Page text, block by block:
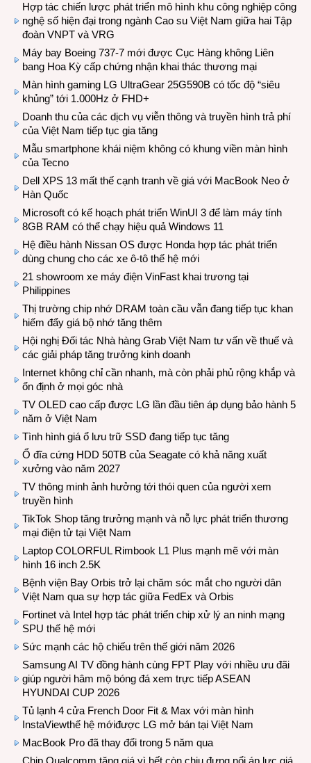
Hợp tác chiến lược phát triển mô hình khu công nghiệp công
nghệ số hiện đại trong ngành Cao su Việt Nam giữa hai Tập
đoàn VNPT và VRG
Máy bay Boeing 737-7 mới được Cục Hàng không Liên
bang Hoa Kỳ cấp chứng nhận khai thác thương mại
Màn hình gaming LG UltraGear 25G590B có tốc độ “siêu
khủng” tới 1.000Hz ở FHD+
Doanh thu của các dịch vụ viễn thông và truyền hình trả phí
của Việt Nam tiếp tục gia tăng
Mẫu smartphone khái niệm không có khung viền màn hình
của Tecno
Dell XPS 13 mất thế cạnh tranh về giá với MacBook Neo ở
Hàn Quốc
Microsoft có kế hoạch phát triển WinUI 3 để làm máy tính
8GB RAM có thể chạy hiệu quả Windows 11
Hệ điều hành Nissan OS được Honda hợp tác phát triển
dùng chung cho các xe ô-tô thế hệ mới
21 showroom xe máy điện VinFast khai trương tại
Philippines
Thị trường chip nhớ DRAM toàn cầu vẫn đang tiếp tục khan
hiếm đẩy giá bộ nhớ tăng thêm
Hội nghị Đối tác Nhà hàng Grab Việt Nam tư vấn về thuế và
các giải pháp tăng trưởng kinh doanh
Internet không chỉ cần nhanh, mà còn phải phủ rộng khắp và
ổn định ở mọi góc nhà
TV OLED cao cấp được LG lần đầu tiên áp dụng bảo hành 5
năm ở Việt Nam
Tình hình giá ổ lưu trữ SSD đang tiếp tục tăng
Ổ đĩa cứng HDD 50TB của Seagate có khả năng xuất
xưởng vào năm 2027
TV thông minh ảnh hưởng tới thói quen của người xem
truyền hình
TikTok Shop tăng trưởng mạnh và nỗ lực phát triển thương
mại điện tử tại Việt Nam
Laptop COLORFUL Rimbook L1 Plus mạnh mẽ với màn
hình 16 inch 2.5K
Bệnh viện Bay Orbis trở lại chăm sóc mắt cho người dân
Việt Nam qua sự hợp tác giữa FedEx và Orbis
Fortinet và Intel hợp tác phát triển chip xử lý an ninh mạng
SPU thế hệ mới
Sức mạnh các hộ chiếu trên thế giới năm 2026
Samsung AI TV đồng hành cùng FPT Play với nhiều ưu đãi
giúp người hâm mộ bóng đá xem trực tiếp ASEAN
HYUNDAI CUP 2026
Tủ lạnh 4 cửa French Door Fit & Max với màn hình
InstaViewthế hệ mớiđược LG mở bán tại Việt Nam
MacBook Pro đã thay đổi trong 5 năm qua
Chip Qualcomm tăng giá vì hết còn chịu đựng nổi áp lực giá